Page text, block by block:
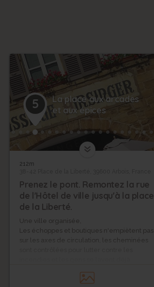
5
La place aux arcades
et aux épices
212m
Prenez le pont. Remontez la rue
de l'Hôtel de ville jusqu'à la place
de la Liberté.
Une ville organisée,
Les échoppes et boutiques n'empiètent pas
sur les axes de circulation, les cheminées
période sombre et repoussante ! La Place